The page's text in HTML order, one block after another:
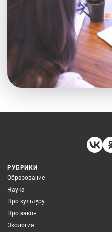
РУБРИКИ
Образование
Наука
Про культуру
Про закон
Экология